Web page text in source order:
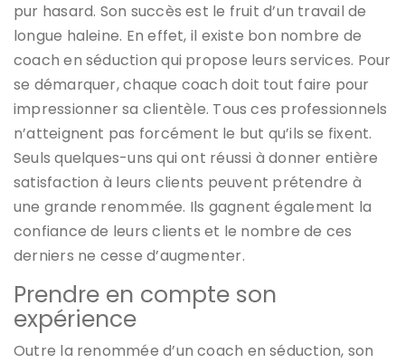
pur hasard. Son succès est le fruit d’un travail de
longue haleine. En effet, il existe bon nombre de
coach en séduction qui propose leurs services. Pour
se démarquer, chaque coach doit tout faire pour
impressionner sa clientèle. Tous ces professionnels
n’atteignent pas forcément le but qu’ils se fixent.
Seuls quelques-uns qui ont réussi à donner entière
satisfaction à leurs clients peuvent prétendre à
une grande renommée. Ils gagnent également la
confiance de leurs clients et le nombre de ces
derniers ne cesse d’augmenter.
Prendre en compte son
expérience
Outre la renommée d’un coach en séduction, son